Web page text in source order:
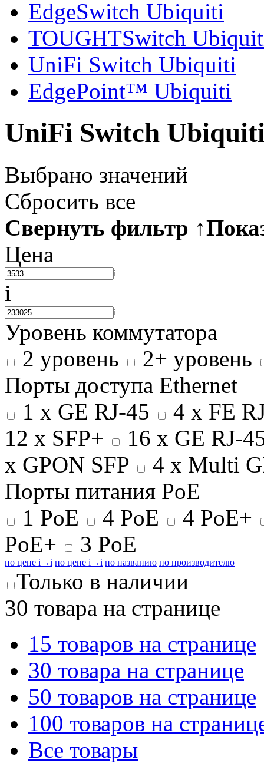
EdgeSwitch Ubiquiti
TOUGHTSwitch
UniFi Switch Ubiquiti
EdgePoint™ Ubiquiti
UniFi Switch
Выбрано значений
Сбросить все
Свернуть фильтр ↑
Цена
i
i
i
Уровень коммутатора
2 уровень
2+ уровень
Порты доступа Ethernet
1 x GE RJ-45
4 x FE
12 x SFP+
16 x GE RJ-
x GPON SFP
4 x Multi
Порты питания PoE
1 PoE
4 PoE
4 PoE+
PoE+
3 PoE
по цене i →i по цене i →i по названию по производителю
Только в наличии
30 товара на странице
15 товаров на странице
30 товара на странице
50 товаров на странице
100 товаров на
Все товары